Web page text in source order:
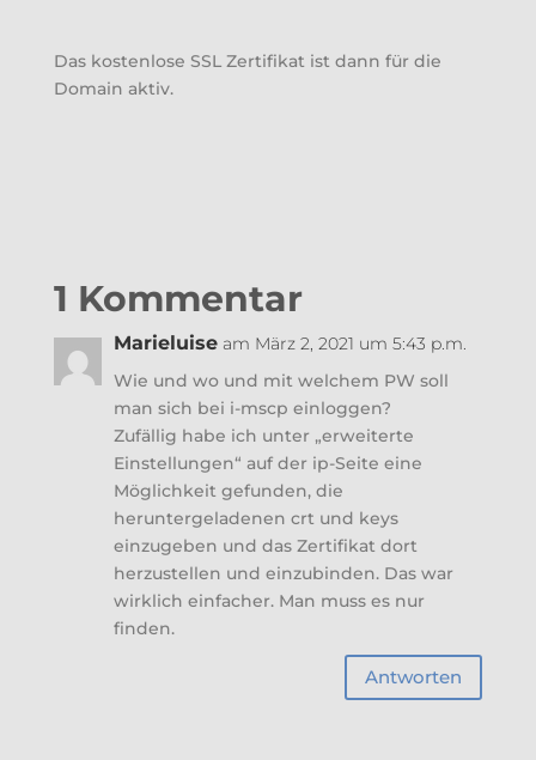
Das kostenlose SSL Zertifikat ist dann für die
Domain aktiv.
1 Kommentar
Marieluise am März 2, 2021 um 5:43 p.m.
Wie und wo und mit welchem PW soll
man sich bei i-mscp einloggen?
Zufällig habe ich unter „erweiterte
Einstellungen“ auf der ip-Seite eine
Möglichkeit gefunden, die
heruntergeladenen crt und keys
einzugeben und das Zertifikat dort
herzustellen und einzubinden. Das war
wirklich einfacher. Man muss es nur
finden.
Antworten